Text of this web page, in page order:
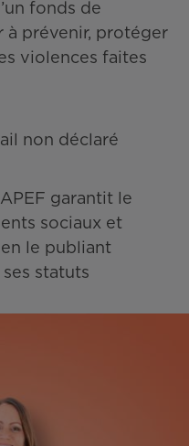
fonds de
à prévenir, protéger
violences faites
non déclaré
garantit le
sociaux et
le publiant
statuts